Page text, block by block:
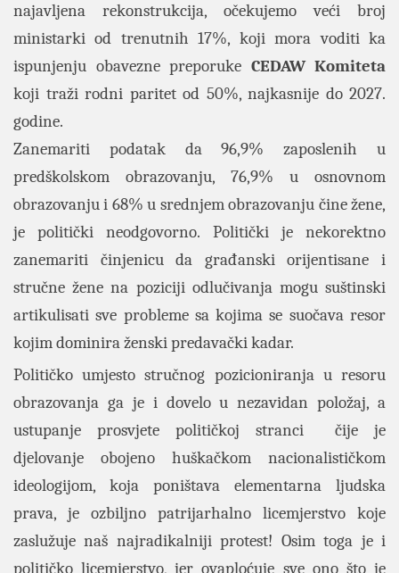
najavljena rekonstrukcija, očekujemo veći broj
ministarki od trenutnih 17%, koji mora voditi ka
ispunjenju obavezne preporuke CEDAW Komiteta
koji traži rodni paritet od 50%, najkasnije do 2027.
godine.
Zanemariti podatak da 96,9% zaposlenih u
predškolskom obrazovanju, 76,9% u osnovnom
obrazovanju i 68% u srednjem obrazovanju čine žene,
je politički neodgovorno. Politički je nekorektno
zanemariti činjenicu da građanski orijentisane i
stručne žene na poziciji odlučivanja mogu suštinski
artikulisati sve probleme sa kojima se suočava resor
kojim dominira ženski predavački kadar.
Političko umjesto stručnog pozicioniranja u resoru
obrazovanja ga je i dovelo u nezavidan položaj, a
ustupanje prosvjete političkoj stranci čije je
djelovanje obojeno huškačkom nacionalističkom
ideologijom, koja poništava elementarna ljudska
prava, je ozbiljno patrijarhalno licemjerstvo koje
zaslužuje naš najradikalniji protest! Osim toga je i
političko licemjerstvo, jer ovaploćuje sve ono što je